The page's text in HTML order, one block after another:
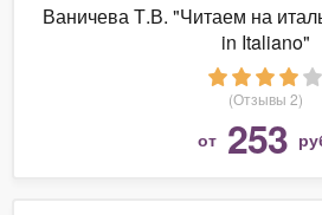
Ваничева Т.В. "Читаем на
in Italiano"
(Отзывы 2)
от 253